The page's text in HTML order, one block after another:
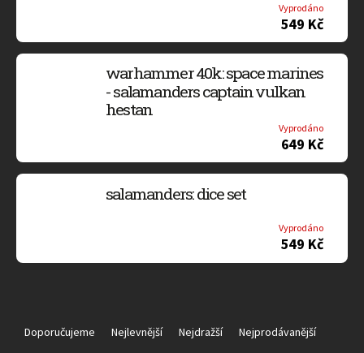
Vyprodáno
549 Kč
warhammer 40k: space marines
- salamanders captain vulkan
hestan
Vyprodáno
649 Kč
salamanders: dice set
Vyprodáno
549 Kč
Doporučujeme Nejlevnější Nejdražší Nejprodávanější